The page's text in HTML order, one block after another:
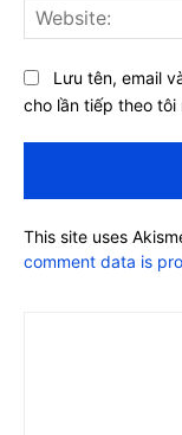
Lưu tên, email
cho lần tiếp theo tôi
This site uses
comment data is